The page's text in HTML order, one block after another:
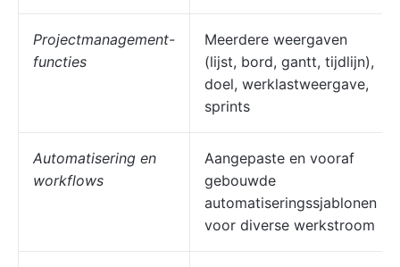
Projectmanagement-
functies
Meerdere weergaven
(lijst, bord, gantt, tijdlijn),
doel, werklastweergave,
sprints
Automatisering en
workflows
Aangepaste en vooraf
gebouwde
automatiseringssjablonen
voor diverse werkstroom